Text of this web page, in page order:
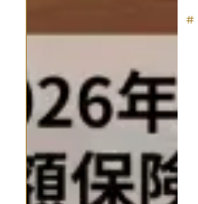
＃